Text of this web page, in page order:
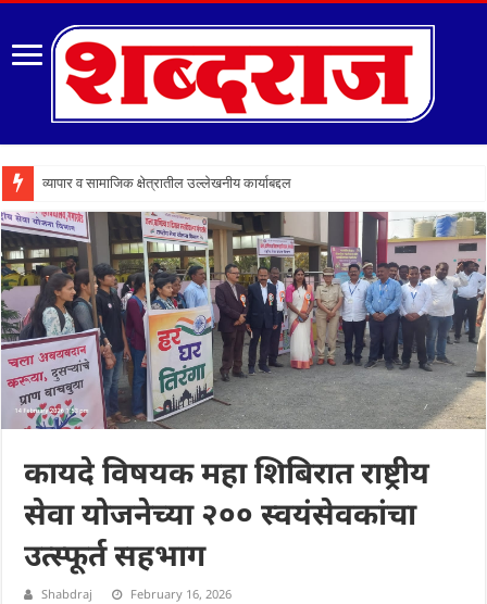
व्यापार व सामाजिक क्षेत्रातील उल्लेखनीय कार्याबद्दल व्यापारी बांधवांच
कायदे विषयक महा शिबिरात राष्ट्रीय
सेवा योजनेच्या २०० स्वयंसेवकांचा
उत्स्फूर्त सहभाग
Shabdraj February 16, 2026